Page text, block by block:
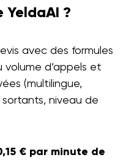
YeldaAI ?
avec des formules
d’appels et
(multilingue,
niveau de
€ par minute de